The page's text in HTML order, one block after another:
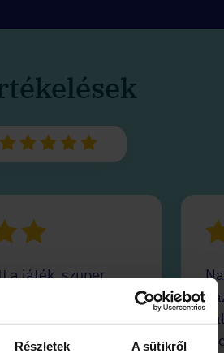
Részletek A sütikről
a játék, szuper